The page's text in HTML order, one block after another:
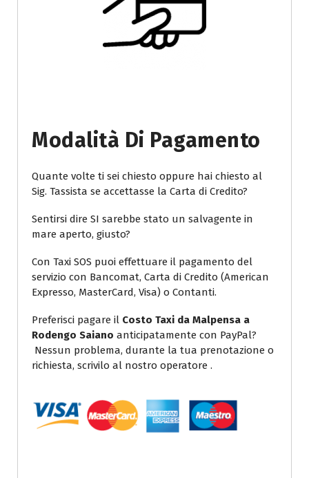
Modalità Di Pagamento
Quante volte ti sei chiesto oppure hai chiesto al
Sig. Tassista se accettasse la Carta di Credito?
Sentirsi dire SI sarebbe stato un salvagente in
mare aperto, giusto?
Con Taxi SOS puoi effettuare il pagamento del
servizio con Bancomat, Carta di Credito (American
Expresso, MasterCard, Visa) o Contanti.
Preferisci pagare il Costo Taxi da Malpensa a
Rodengo Saiano anticipatamente con PayPal?
Nessun problema, durante la tua prenotazione o
richiesta, scrivilo al nostro operatore .